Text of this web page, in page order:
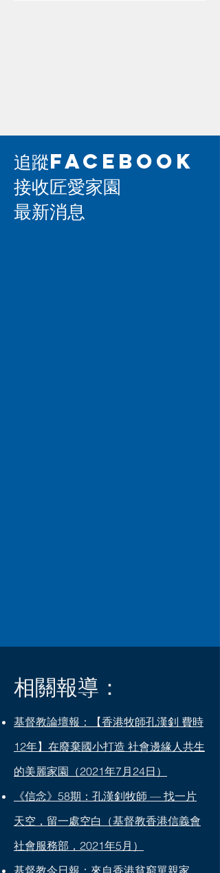
追蹤FaceBook
接收匠愛家園
最新消息
相關報導：
基督教論壇報：【香港牧師孔漢釗 費時
12年】在廢棄國小打造 社會邊緣人共生
的美麗家園（2021年7月24日）
《信念》58期：孔漢釗牧師 — 找一片
天空，留一處空白（基督教香港信義會
社會服務部，2021年5月）
基督教今日報：來自香港貧窮單親家